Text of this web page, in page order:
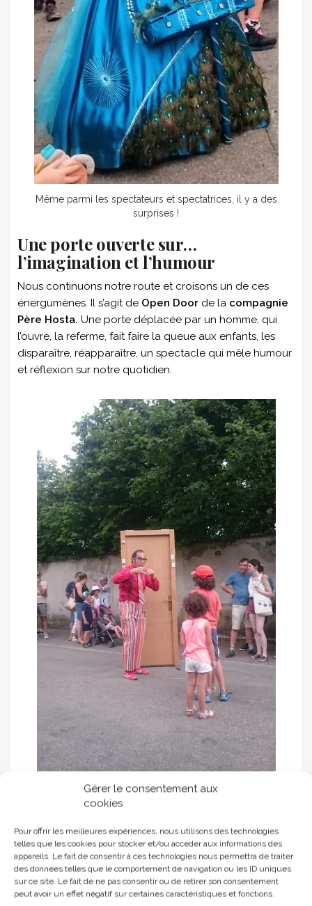
Gérer le consentement aux
cookies
Pour offrir les meilleures expériences, nous utilisons des technologies
telles que les cookies pour stocker et/ou accéder aux informations des
appareils. Le fait de consentir à ces technologies nous permettra de traiter
des données telles que le comportement de navigation ou les ID uniques
sur ce site. Le fait de ne pas consentir ou de retirer son consentement
peut avoir un effet négatif sur certaines caractéristiques et fonctions.
Même parmi les spectateurs et spectatrices, il y a des
surprises !
Une porte ouverte sur…
l’imagination et l’humour
Nous continuons notre route et croisons un de ces
énergumènes. Il s’agit de Open Door de la compagnie
Père Hosta. Une porte déplacée par un homme, qui
l’ouvre, la referme, fait faire la queue aux enfants, les
disparaître, réapparaître, un spectacle qui mêle humour
et réflexion sur notre quotidien.
Une porte ouverte ou fermée vers l’imaginaire et au-
delà !